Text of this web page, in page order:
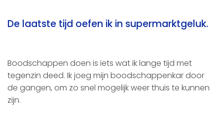
De laatste tijd oefen ik in supermarktgeluk.
Boodschappen doen is iets wat ik lange tijd met
tegenzin deed. Ik joeg mijn boodschappenkar door
de gangen, om zo snel mogelijk weer thuis te kunnen
zijn.